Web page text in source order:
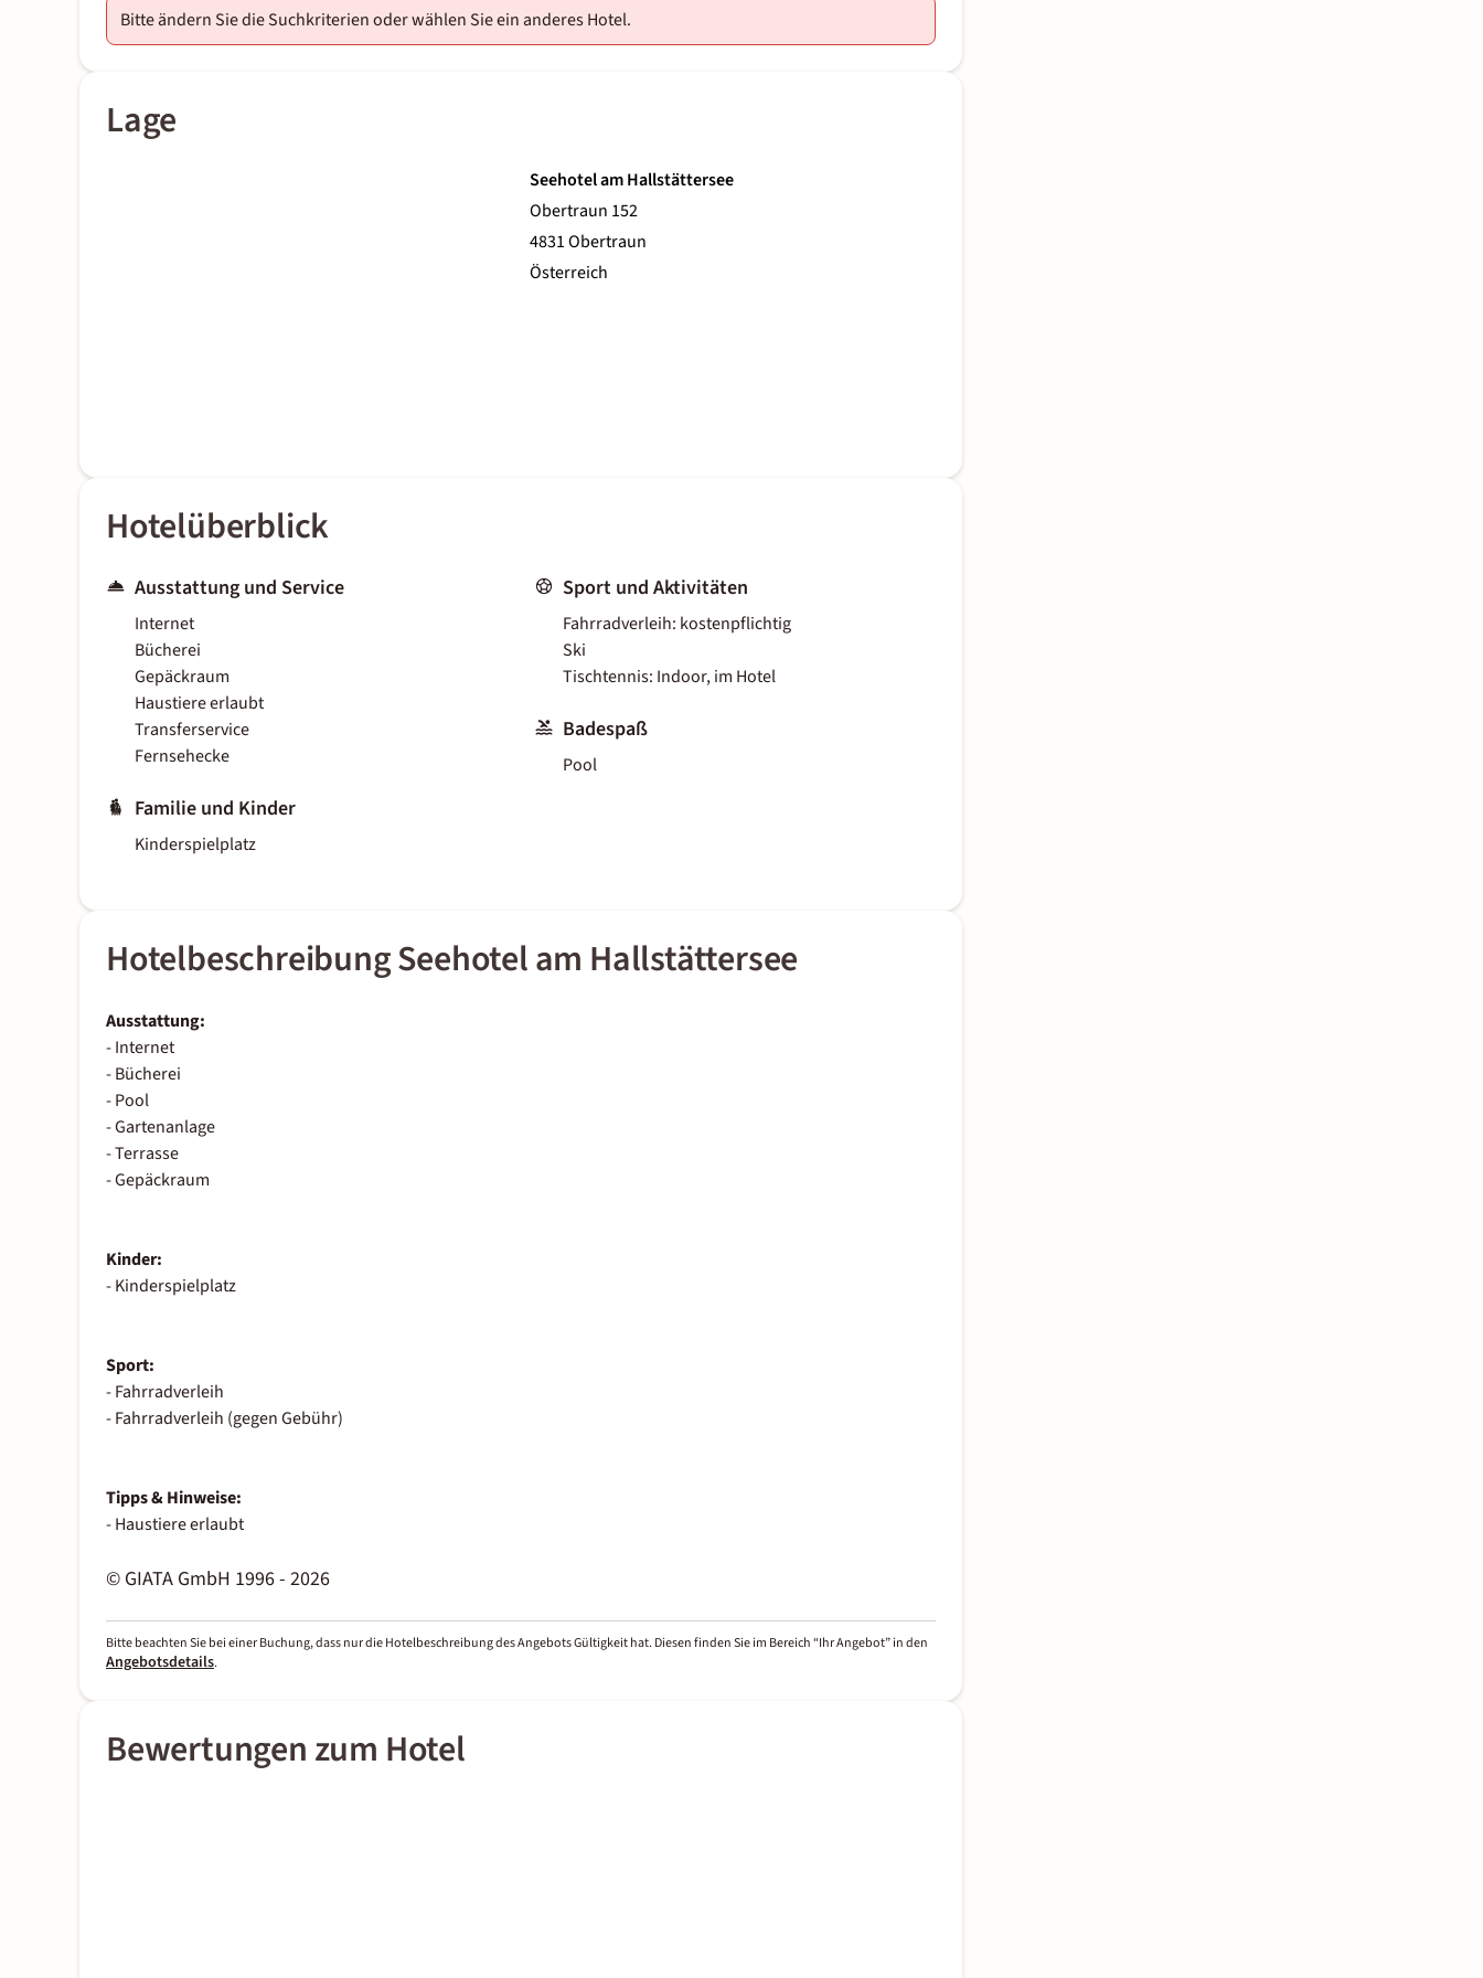
Bitte ändern Sie die Suchkriterien oder wählen Sie ein anderes Hotel.
Lage
Seehotel am Hallstättersee
Obertraun 152
4831 Obertraun
Österreich
Hotelüberblick
Ausstattung und Service
Internet
Bücherei
Gepäckraum
Haustiere erlaubt
Transferservice
Fernsehecke
Familie und Kinder
Kinderspielplatz
Sport und Aktivitäten
Fahrradverleih: kostenpflichtig
Ski
Tischtennis: Indoor, im Hotel
Badespaß
Pool
Hotelbeschreibung Seehotel am Hallstättersee
Ausstattung:
- Internet
- Bücherei
- Pool
- Gartenanlage
- Terrasse
- Gepäckraum
Kinder:
- Kinderspielplatz
Sport:
- Fahrradverleih
- Fahrradverleih (gegen Gebühr)
Tipps & Hinweise:
- Haustiere erlaubt
© GIATA GmbH 1996 - 2026
Bitte beachten Sie bei einer Buchung, dass nur die Hotelbeschreibung des Angebots Gültigkeit hat. Diesen finden Sie im Bereich “Ihr Angebot” in den
Angebotsdetails.
Bewertungen zum Hotel